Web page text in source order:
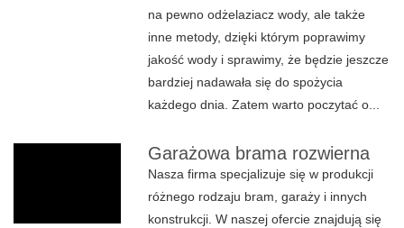
na pewno odżelaziacz wody, ale także
inne metody, dzięki którym poprawimy
jakość wody i sprawimy, że będzie jeszcze
bardziej nadawała się do spożycia
każdego dnia. Zatem warto poczytać o...
Garażowa brama rozwierna
Nasza firma specjalizuje się w produkcji
różnego rodzaju bram, garaży i innych
konstrukcji. W naszej ofercie znajdują się